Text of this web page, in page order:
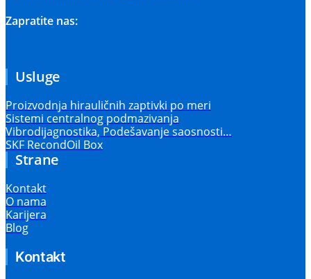
Zapratite nas:
Usluge
Proizvodnja hirauličnih zaptivki po meri
Sistemi centralnog podmazivanja
Vibrodijagnostika, Podešavanje saosnosti…
SKF RecondOil Box
Strane
Kontakt
O nama
Karijera
Blog
Kontakt